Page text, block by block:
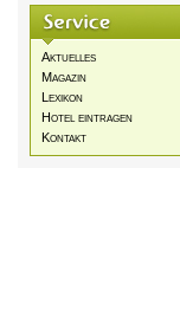
Aktuelles
Magazin
Lexikon
Hotel eintragen
Kontakt